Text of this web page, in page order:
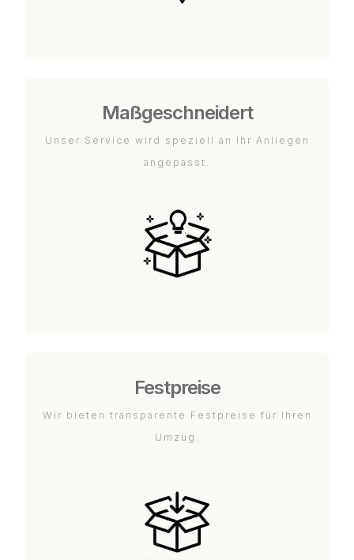
Maßgeschneidert
Unser Service wird speziell an Ihr Anliegen
angepasst.
Festpreise
Wir bieten transparente Festpreise für Ihren
Umzug.